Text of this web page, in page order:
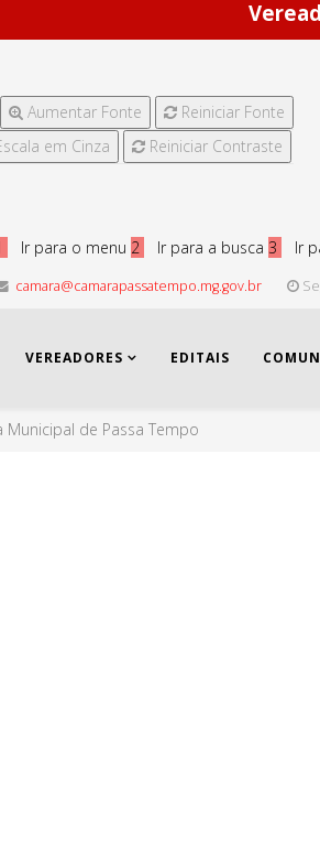
Aumentar Fonte
Reiniciar Fonte
em Cinza
Reiniciar Contraste
Ir para o menu 2 Ir para a busca 3 Ir
camara@camarapassatempo.mg.gov.br
VEREADORES EDITAIS
Municipal de Passa Tempo